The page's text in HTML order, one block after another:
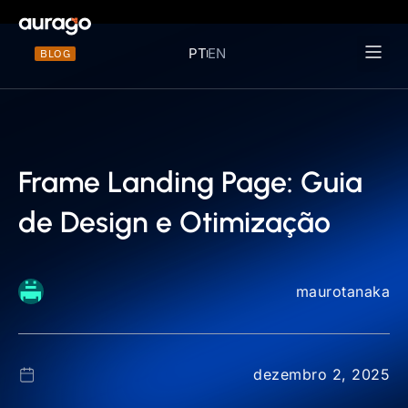
BLOG PTEN
Frame Landing Page: Guia
de Design e Otimização
maurotanaka
dezembro 2, 2025